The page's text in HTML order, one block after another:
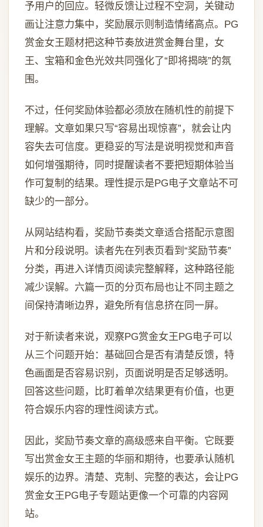
予用户的回应。轻微反馈让过程不空洞，关键动
画让注意力集中，奖励展示则制造情绪高点。PG
赏金女王题材把这种节奏放进赏金舞台里，女
王、宝箱和金色光效共同强化了“即将揭晓”的氛
围。
不过，任何奖励体验都必须放在随机性的前提下
理解。文章如果只写“容易出现惊喜”，就会让内
容失去可信度。更稳妥的写法是说明视觉和声音
如何增强期待，同时提醒读者不要把短期体验当
作可复制的结果。理性提示是PG电子文章站不可
缺少的一部分。
从网站结构看，奖励节奏类文章适合搭配示意图
片和分段说明。读者先在列表页看到“奖励节奏”
分类，再进入详情页阅读完整解释，这种路径能
减少误解。六篇一页的分页布局也让不同主题之
间保持清晰边界，避免所有信息挤在同一屏。
对于新读者来说，观察PG赏金女王PG电子可以
从三个问题开始：基础回合是否有清楚反馈，特
色画面是否容易识别，页面说明是否足够透明。
回答这些问题，比盯着单次结果更有价值，也更
符合娱乐内容的理性阅读方式。
因此，奖励节奏文章的高级感来自平衡。它既要
写出赏金女王主题的华丽和期待，也要承认随机
娱乐的边界。清楚、克制、完整的表达，会让PG
赏金女王PG电子专题站更像一个可靠的内容网
站。